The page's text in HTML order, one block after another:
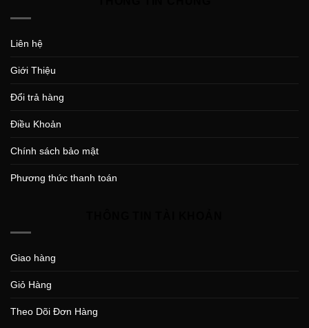
Liên hệ
Giới Thiệu
Đổi trả hàng
Điều Khoản
Chính sách bảo mật
Phương thức thanh toán
Giao hàng
Giỏ Hàng
Theo Dõi Đơn Hàng